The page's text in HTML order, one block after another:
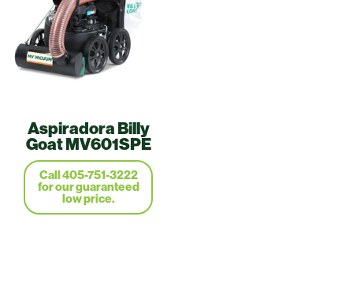
Aspiradora Billy
Goat MV601SPE
Call 405-751-3222
for our guaranteed
low price.